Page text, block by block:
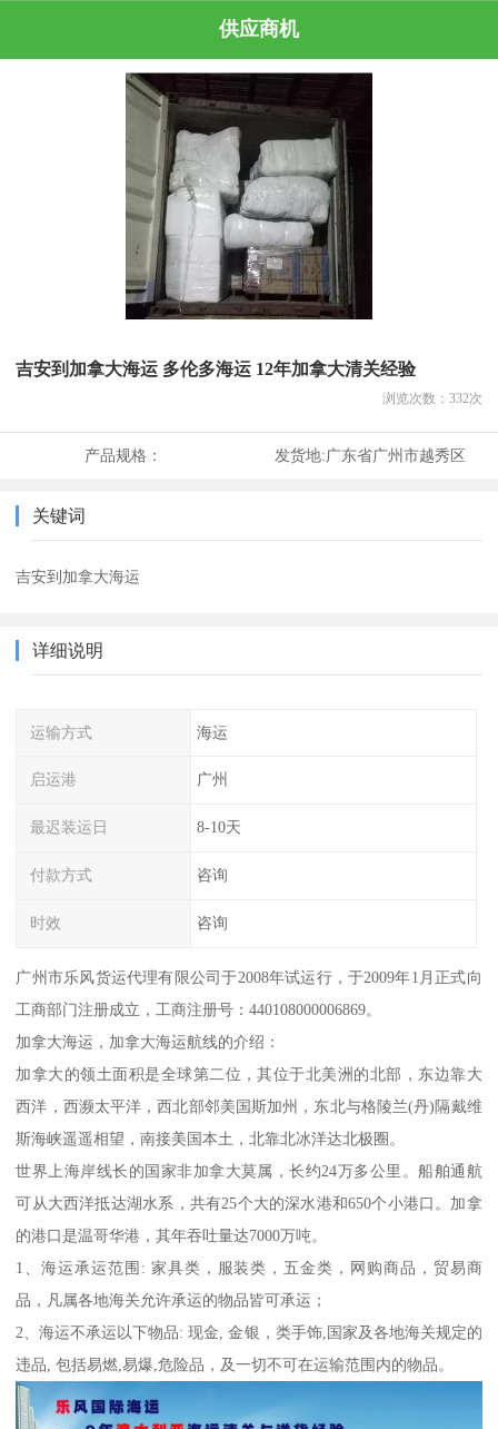
供应商机
吉安到加拿大海运 多伦多海运 12年加拿大清关经验
浏览次数： 332次
产品规格： 发货地:广东省广州市越秀区
关键词
吉安到加拿大海运
详细说明
运输方式 海运
启运港 广州
最迟装运日 8-10天
付款方式 咨询
时效 咨询
广州市乐风货运代理有限公司于2008年试运行，于2009年1月正式向
工商部门注册成立，工商注册号：440108000006869。
加拿大海运，加拿大海运航线的介绍：
加拿大的领土面积是全球第二位，其位于北美洲的北部，东边靠大
西洋，西濒太平洋，西北部邻美国斯加州，东北与格陵兰(丹)隔戴维
斯海峡遥遥相望，南接美国本土，北靠北冰洋达北极圈。
世界上海岸线长的国家非加拿大莫属，长约24万多公里。船舶通航
可从大西洋抵达湖水系，共有25个大的深水港和650个小港口。加拿
的港口是温哥华港，其年吞吐量达7000万吨。
1、海运承运范围: 家具类，服装类，五金类，网购商品，贸易商
品，凡属各地海关允许承运的物品皆可承运；
2、海运不承运以下物品: 现金, 金银，类手饰,国家及各地海关规定的
违品, 包括易燃,易爆,危险品，及一切不可在运输范围内的物品。